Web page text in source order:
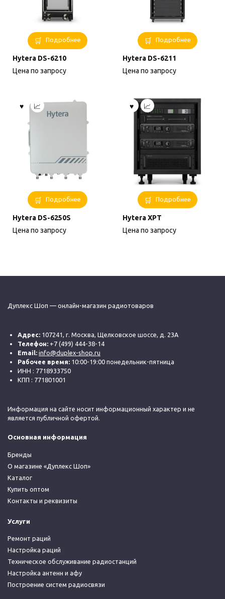
Подробнее
Hytera DS-6210
Цена по запросу
Подробнее
Hytera DS-6211
Цена по запросу
Подробнее
Hytera DS-6250S
Цена по запросу
Подробнее
Hytera XPT
Цена по запросу
Дуплекс Шоп — онлайн-магазин радиотоваров
Адрес: 107241, г. Москва, Щелковское шоссе, д. 23А
Телефон: +7 (499) 444-38-14
Email: info@duplex-shop.ru
Рабочее время: 10:00-19:00 понедельник-пятница
ИНН : 7718933750
КПП : 771801001
Информация на сайте носит информационный характер и не
является публичной офертой.
Основная информация
Бренды
О магазине «Дуплекс Шоп»
Каталог
Купить оптом
Контакты и реквизиты
Услуги
Ремонт раций
Настройка раций
Техническое обслуживание радиостанций
Настройка антенн и афу
Построение систем радиосвязи